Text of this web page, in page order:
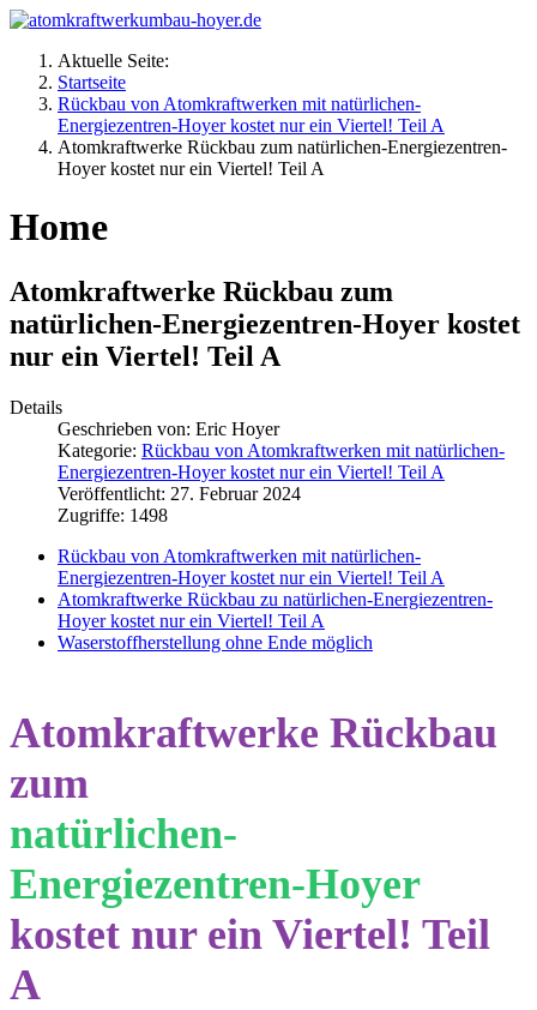
Aktuelle Seite:
Startseite
Rückbau von Atomkraftwerken mit natürlichen-
Energiezentren-Hoyer kostet nur ein Viertel! Teil A
Atomkraftwerke Rückbau zum natürlichen-Energiezentren-
Hoyer kostet nur ein Viertel! Teil A
Home
Atomkraftwerke Rückbau zum
natürlichen-Energiezentren-Hoyer kostet
nur ein Viertel! Teil A
Details
Geschrieben von: Eric Hoyer
Kategorie: Rückbau von Atomkraftwerken mit natürlichen-
Energiezentren-Hoyer kostet nur ein Viertel! Teil A
Veröffentlicht: 27. Februar 2024
Zugriffe: 1498
Rückbau von Atomkraftwerken mit natürlichen-
Energiezentren-Hoyer kostet nur ein Viertel! Teil A
Atomkraftwerke Rückbau zu natürlichen-Energiezentren-
Hoyer kostet nur ein Viertel! Teil A
Waserstoffherstellung ohne Ende möglich
Atomkraftwerke Rückbau
zum
natürlichen-
Energiezentren-Hoyer
kostet nur ein Viertel! Teil
A